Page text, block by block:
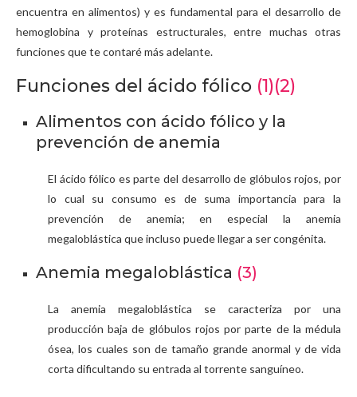
encuentra en alimentos) y es fundamental para el desarrollo de
hemoglobina y proteínas estructurales, entre muchas otras
funciones que te contaré más adelante.
Funciones del ácido fólico (1)(2)
Alimentos con ácido fólico y la
prevención de anemia
El ácido fólico es parte del desarrollo de glóbulos rojos, por
lo cual su consumo es de suma importancia para la
prevención de anemia; en especial la anemia
megaloblástica que incluso puede llegar a ser congénita.
Anemia megaloblástica (3)
La anemia megaloblástica se caracteriza por una
producción baja de glóbulos rojos por parte de la médula
ósea, los cuales son de tamaño grande anormal y de vida
corta dificultando su entrada al torrente sanguíneo.